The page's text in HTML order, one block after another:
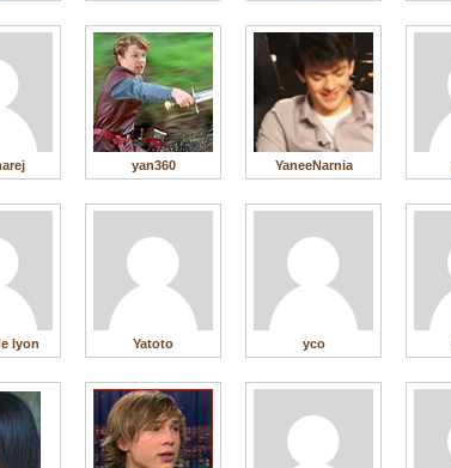
yan360 YaneeNarnia
lyon Yatoto yco